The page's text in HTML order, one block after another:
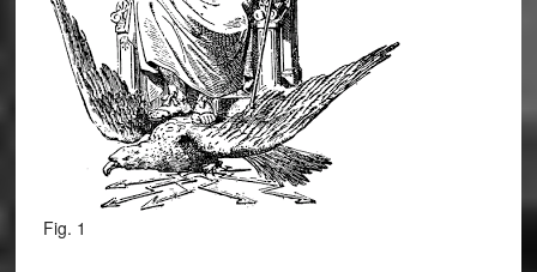
Fig. 1